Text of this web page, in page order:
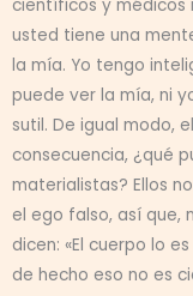
científicos y médicos
usted tiene una
la mía. Yo tengo
puede ver la mía, ni
sutil. De igual modo,
consecuencia, ¿qué
materialistas? Ellos
el ego falso, así que,
dicen: «El cuerpo lo
de hecho eso no es